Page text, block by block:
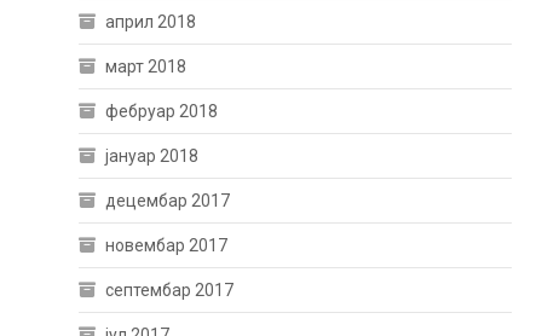
април 2018
март 2018
фебруар 2018
јануар 2018
децембар 2017
новембар 2017
септембар 2017